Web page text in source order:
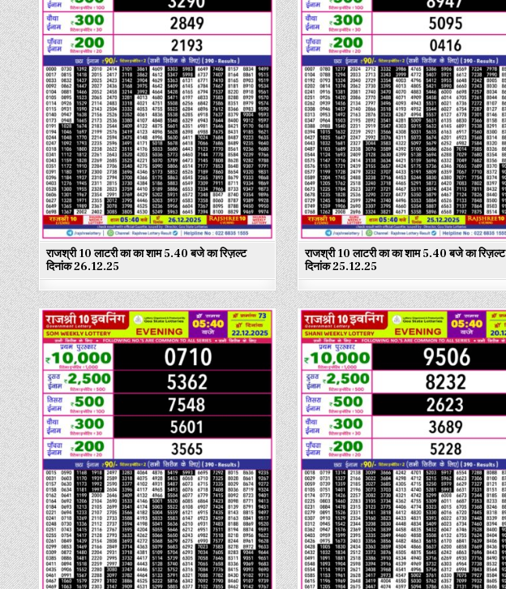
राजश्री 10 लाटरी का का शाम 5.40 बजे का रिज़ल्ट
दिनांक 26.12.25
राजश्री 10 लाटरी का का शाम 5.40 बजे का रिज़ल्ट
दिनांक 25.12.25